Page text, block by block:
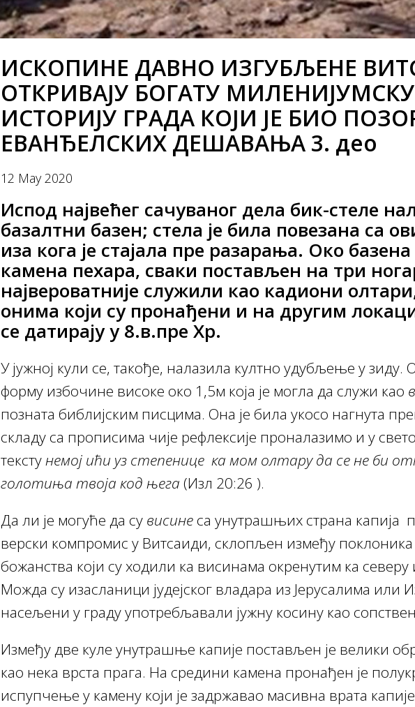
ИСКОПИНЕ ДАВНО ИЗГУБЉЕНЕ
ОТКРИВАЈУ БОГАТУ МИЛЕНИЈУМСКУ
ИСТОРИЈУ ГРАДА КОЈИ ЈЕ БИО
ЕВАНЂЕЛСКИХ ДЕШАВАЊА 3. део
12 May 2020
Испод највећег сачуваног дела бик-стеле
базалтни базен; стела је била повезана са
иза кога је стајала пре разарања. Око
камена пехара, сваки постављен на три
највероватније служили као кадиони
онима који су пронађени и на другим
се датирају у 8.в.пре Хр.
У јужној кули се, такође, налазила култно удубљење у зиду.
форму избочине високе око 1,5м која је могла да служи као
позната библијским писцима. Она је била укосо нагнута
складу са прописима чије рефлексије проналазимо и у
текстунемој ићи уз степенице ка мом олтару да се не би
голотиња твоја код њега (Изл 20:26 ).
Да ли је могуће да су висинеса унутрашњих страна капија
верски компромис у Витсаиди, склопљен између
божанства који су ходили ка висинама окренутим ка
Можда су изасланици јудејског владара из Јерусалима или
насељени у граду употребљавали јужну косину као
Између две куле унутрашње капије постављен је велики
као нека врста прага. На средини камена пронађен је
испупчење у камену који је задржавао масивна врата